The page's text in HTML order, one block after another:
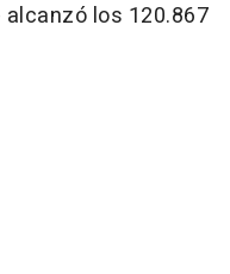
los 120.867